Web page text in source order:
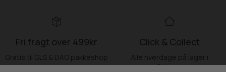
Fri fragt over 499kr
Gratis til GLS & DAO pakkeshop
Click & Collect
Alle hverdage på lager i
Odense